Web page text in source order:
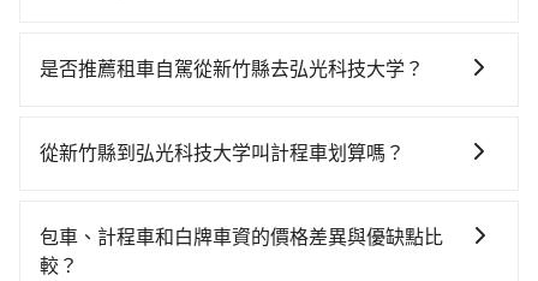
時、轉車麻煩，且難叫計程車前往高鐵站！從最早07:02
一輛計程車花費約800元、車程約35分鐘。抵達高鐵站
往台中高鐵站，每人票價410元，再用10分鐘出站、等
待車站前排班的計程車，搭上小黃後約花35分鐘、車費
是否推薦租車自駕從新竹縣去弘光科技大学？
時不需要閉目養神（因為要自己開車），最重要的是你
$115~205承租小轎車，每公里再額外加收$3.2，從新竹
縣（關西鎮）到弘光科技大学的花費預估為
從新竹縣到弘光科技大学叫計程車划算嗎？
灣大車隊、Uber、Line Taxi、Yoxi等。依照里程跳錶計
算，價格約為2,845~3,400元間，但如改預約tripool可
包車、計程車和白牌車資的價格差異與優缺點比
較？